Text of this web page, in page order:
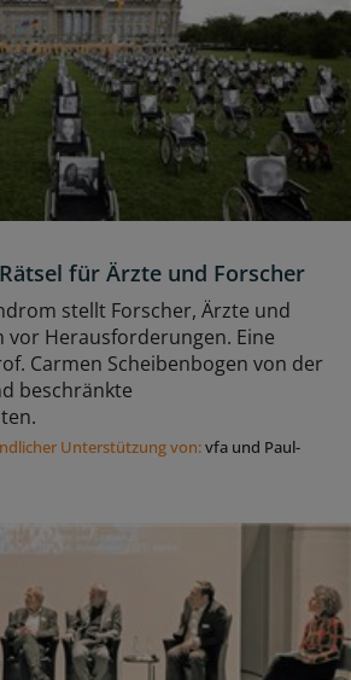
für Ärzte und Forscher
stellt Forscher, Ärzte und
vor Herausforderungen. Eine
Carmen Scheibenbogen von der
beschränkte
Unterstützung von:vfa und Paul-